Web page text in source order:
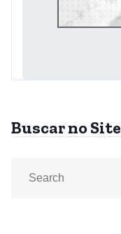
Buscar no Site